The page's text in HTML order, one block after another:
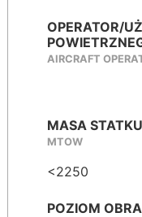
OPERATOR/
AIRCRAFT
MASA
MTOW
<2250
POZIOM